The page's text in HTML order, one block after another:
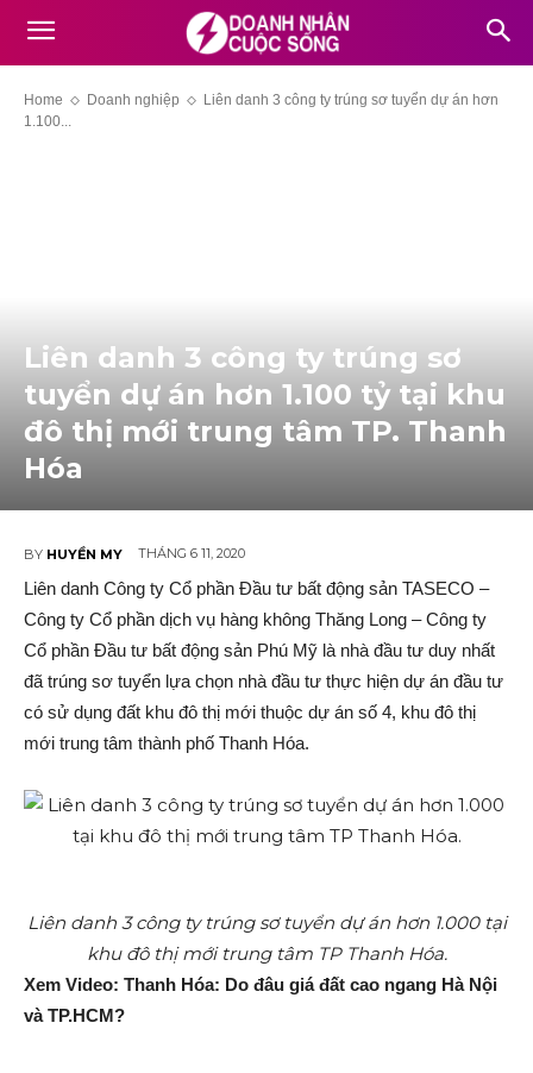
Home Doanh nghiệp
Liên danh 3 công ty trúng sơ tuyển dự án hơn
1.100...
Liên danh 3 công ty trúng sơ
tuyển dự án hơn 1.100 tỷ tại khu
đô thị mới trung tâm TP. Thanh
Hóa
BY HUYỀN MY THÁNG 6 11, 2020
Liên danh Công ty Cổ phần Đầu tư bấ‌t độn‌g sả‌n TASECO –
Công ty Cổ phần dịc‌h vụ hàng không Thăng Long – Công ty
Cổ phần Đầu tư bấ‌t độn‌g sả‌n Phú Mỹ là nhà đầu tư duy nhất
đã trúng sơ tuyển lựa chọn nhà đầu tư thực hiện dự á‌n đầu tư
có sử dụng đất khu đô thị mới thuộc dự á‌n số 4, khu đô thị
mới trung tâm thành phố Thanh Hóa.
Liên danh 3 công ty trúng sơ tuyển dự án hơn 1.000 tại
khu đô thị mới trung tâm TP Thanh Hóa.
Xem Video: Thanh Hóa: Do đâu giá đất cao ngang Hà Nội
và TP.HCM?